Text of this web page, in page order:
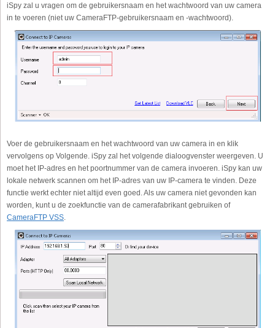
iSpy zal u vragen om de gebruikersnaam en het wachtwoord van uw camera
in te voeren (niet uw CameraFTP-gebruikersnaam en -wachtwoord).
Voer de gebruikersnaam en het wachtwoord van uw camera in en klik
vervolgens op Volgende. iSpy zal het volgende dialoogvenster weergeven. U
moet het IP-adres en het poortnummer van de camera invoeren. iSpy kan uw
lokale netwerk scannen om het IP-adres van uw IP-camera te vinden. Deze
functie werkt echter niet altijd even goed. Als uw camera niet gevonden kan
worden, kunt u de zoekfunctie van de camerafabrikant gebruiken of
CameraFTP VSS.